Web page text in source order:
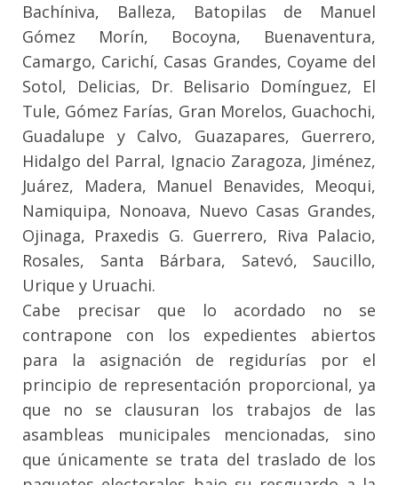
Bachíniva, Balleza, Batopilas de Manuel
Gómez Morín, Bocoyna, Buenaventura,
Camargo, Carichí, Casas Grandes, Coyame del
Sotol, Delicias, Dr. Belisario Domínguez, El
Tule, Gómez Farías, Gran Morelos, Guachochi,
Guadalupe y Calvo, Guazapares, Guerrero,
Hidalgo del Parral, Ignacio Zaragoza, Jiménez,
Juárez, Madera, Manuel Benavides, Meoqui,
Namiquipa, Nonoava, Nuevo Casas Grandes,
Ojinaga, Praxedis G. Guerrero, Riva Palacio,
Rosales, Santa Bárbara, Satevó, Saucillo,
Urique y Uruachi.
Cabe precisar que lo acordado no se
contrapone con los expedientes abiertos
para la asignación de regidurías por el
principio de representación proporcional, ya
que no se clausuran los trabajos de las
asambleas municipales mencionadas, sino
que únicamente se trata del traslado de los